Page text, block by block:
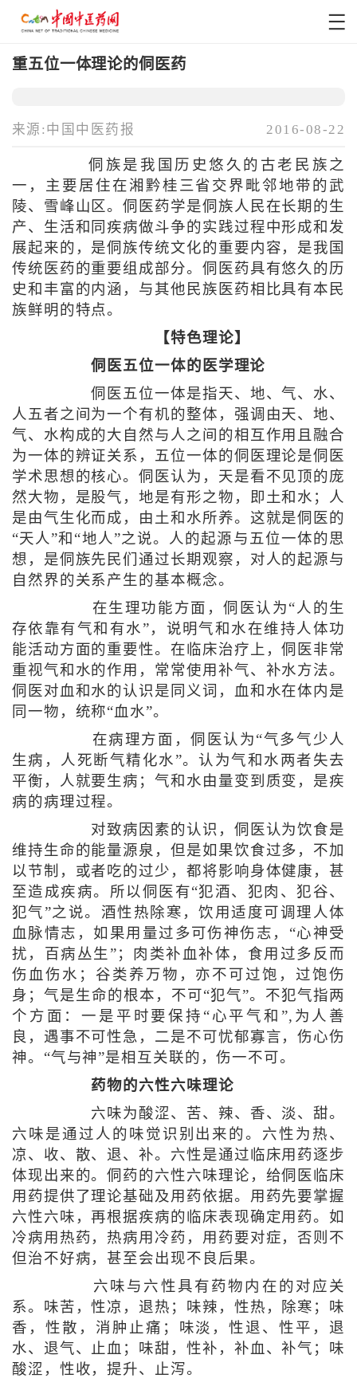
重五位一体理论的侗医药
来源:中国中医药报 2016-08-22
侗族是我国历史悠久的古老民族之
一，主要居住在湘黔桂三省交界毗邻地带的武
陵、雪峰山区。侗医药学是侗族人民在长期的生
产、生活和同疾病做斗争的实践过程中形成和发
展起来的，是侗族传统文化的重要内容，是我国
传统医药的重要组成部分。侗医药具有悠久的历
史和丰富的内涵，与其他民族医药相比具有本民
族鲜明的特点。
【特色理论】
侗医五位一体的医学理论
侗医五位一体是指天、地、气、水、
人五者之间为一个有机的整体，强调由天、地、
气、水构成的大自然与人之间的相互作用且融合
为一体的辨证关系，五位一体的侗医理论是侗医
学术思想的核心。侗医认为，天是看不见顶的庞
然大物，是股气，地是有形之物，即土和水；人
是由气生化而成，由土和水所养。这就是侗医的
“天人”和“地人”之说。人的起源与五位一体的思
想，是侗族先民们通过长期观察，对人的起源与
自然界的关系产生的基本概念。
在生理功能方面，侗医认为“人的生
存依靠有气和有水”，说明气和水在维持人体功
能活动方面的重要性。在临床治疗上，侗医非常
重视气和水的作用，常常使用补气、补水方法。
侗医对血和水的认识是同义词，血和水在体内是
同一物，统称“血水”。
在病理方面，侗医认为“气多气少人
生病，人死断气精化水”。认为气和水两者失去
平衡，人就要生病；气和水由量变到质变，是疾
病的病理过程。
对致病因素的认识，侗医认为饮食是
维持生命的能量源泉，但是如果饮食过多，不加
以节制，或者吃的过少，都将影响身体健康，甚
至造成疾病。所以侗医有“犯酒、犯肉、犯谷、
犯气”之说。酒性热除寒，饮用适度可调理人体
血脉情志，如果用量过多可伤神伤志，“心神受
扰，百病丛生”；肉类补血补体，食用过多反而
伤血伤水；谷类养万物，亦不可过饱，过饱伤
身；气是生命的根本，不可“犯气”。不犯气指两
个方面：一是平时要保持“心平气和”,为人善
良，遇事不可性急，二是不可忧郁寡言，伤心伤
神。“气与神”是相互关联的，伤一不可。
药物的六性六味理论
六味为酸涩、苦、辣、香、淡、甜。
六味是通过人的味觉识别出来的。六性为热、
凉、收、散、退、补。六性是通过临床用药逐步
体现出来的。侗药的六性六味理论，给侗医临床
用药提供了理论基础及用药依据。用药先要掌握
六性六味，再根据疾病的临床表现确定用药。如
冷病用热药，热病用冷药，用药要对症，否则不
但治不好病，甚至会出现不良后果。
六味与六性具有药物内在的对应关
系。味苦，性凉，退热；味辣，性热，除寒；味
香，性散，消肿止痛；味淡，性退、性平，退
水、退气、止血；味甜，性补，补血、补气；味
酸涩，性收，提升、止泻。